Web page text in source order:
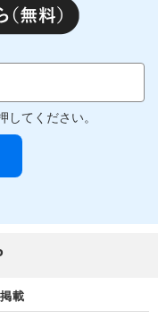
してください。
載